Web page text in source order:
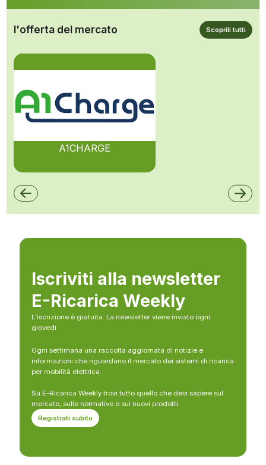
l'offerta del mercato Scoprili tutti
A1CHARGE
Iscriviti alla newsletter
E-Ricarica Weekly
L’iscrizione è gratuita. La newsletter viene inviato ogni
giovedì
Ogni settimana una raccolta aggiornata di notizie e
informazioni che riguardano il mercato dei sistemi di ricarica
per mobilità elettrica.
Su E-Ricarica Weekly trovi tutto quello che devi sapere sul
mercato, sulle normative e sui nuovi prodotti.
Registrati subito